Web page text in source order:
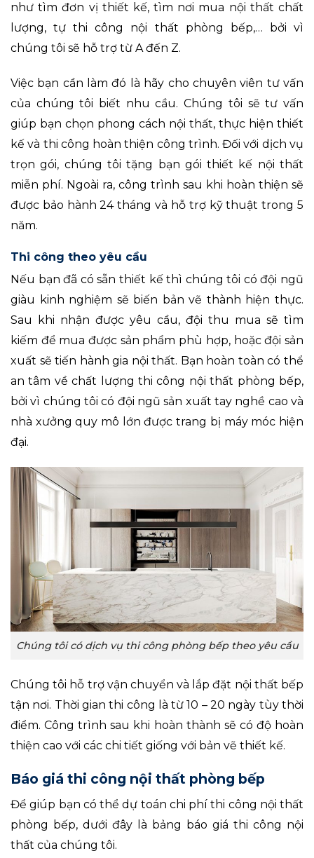
như tìm đơn vị thiết kế, tìm nơi mua nội thất chất
lượng, tự thi công nội thất phòng bếp,… bởi vì
chúng tôi sẽ hỗ trợ từ A đến Z.
Việc bạn cần làm đó là hãy cho chuyên viên tư vấn
của chúng tôi biết nhu cầu. Chúng tôi sẽ tư vấn
giúp bạn chọn phong cách nội thất, thực hiện thiết
kế và thi công hoàn thiện công trình. Đối với dịch vụ
trọn gói, chúng tôi tặng bạn gói thiết kế nội thất
miễn phí. Ngoài ra, công trình sau khi hoàn thiện sẽ
được bảo hành 24 tháng và hỗ trợ kỹ thuật trong 5
năm.
Thi công theo yêu cầu
Nếu bạn đã có sẵn thiết kế thì chúng tôi có đội ngũ
giàu kinh nghiệm sẽ biến bản vẽ thành hiện thực.
Sau khi nhận được yêu cầu, đội thu mua sẽ tìm
kiếm để mua được sản phẩm phù hợp, hoặc đội sản
xuất sẽ tiến hành gia nội thất. Bạn hoàn toàn có thể
an tâm về chất lượng thi công nội thất phòng bếp,
bởi vì chúng tôi có đội ngũ sản xuất tay nghề cao và
nhà xưởng quy mô lớn được trang bị máy móc hiện
đại.
Chúng tôi có dịch vụ thi công phòng bếp theo yêu cầu
Chúng tôi hỗ trợ vận chuyển và lắp đặt nội thất bếp
tận nơi. Thời gian thi công là từ 10 – 20 ngày tùy thời
điểm. Công trình sau khi hoàn thành sẽ có độ hoàn
thiện cao với các chi tiết giống với bản vẽ thiết kế.
Báo giá thi công nội thất phòng bếp
Để giúp bạn có thể dự toán chi phí thi công nội thất
phòng bếp, dưới đây là bảng báo giá thi công nội
thất của chúng tôi.